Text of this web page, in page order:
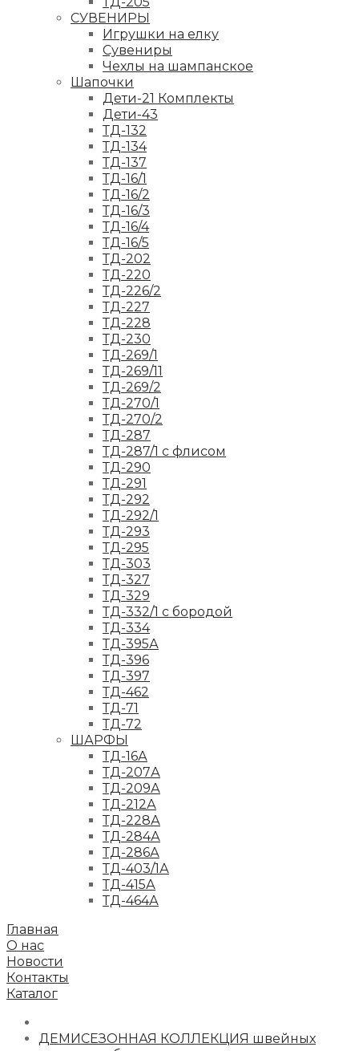
СУВЕНИРЫ
Игрушки на елку
Сувениры
Чехлы на шампанское
Шапочки
Дети-21 Комплекты
Дети-43
ТД-132
ТД-134
ТД-137
ТД-16/1
ТД-16/2
ТД-16/3
ТД-16/4
ТД-16/5
ТД-202
ТД-220
ТД-226/2
ТД-227
ТД-228
ТД-230
ТД-269/1
ТД-269/11
ТД-269/2
ТД-270/1
ТД-270/2
ТД-287
ТД-287/1 с флисом
ТД-290
ТД-291
ТД-292
ТД-292/1
ТД-293
ТД-295
ТД-303
ТД-327
ТД-329
ТД-332/1 с бородой
ТД-334
ТД-395А
ТД-396
ТД-397
ТД-462
ТД-71
ТД-72
ШАРФЫ
ТД-16А
ТД-207А
ТД-209А
ТД-212А
ТД-228А
ТД-284А
ТД-286А
ТД-403/1А
ТД-415А
ТД-464А
Главная
О нас
Новости
Контакты
Каталог
ДЕМИСЕЗОННАЯ КОЛЛЕКЦИЯ швейных